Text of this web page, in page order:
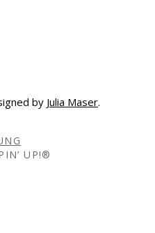
by Julia Maser.
UP!®